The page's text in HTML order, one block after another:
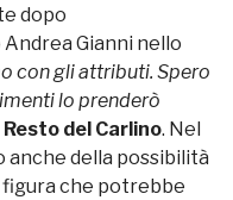
dopo
Andrea Gianni nello
con gli attributi. Spero
lo prenderò
Resto del Carlino. Nel
anche della possibilità
figura che potrebbe